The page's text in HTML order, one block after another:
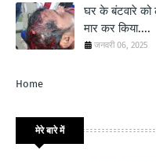
घर के बंटवारे को
मार कर किया....
जनवरी 06, 2025
Home
मेरे बारे में